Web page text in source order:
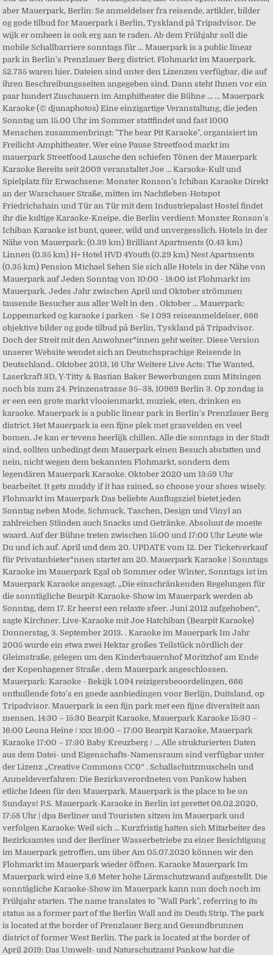
aber Mauerpark, Berlin: Se anmeldelser fra reisende, artikler, bilder
og gode tilbud for Mauerpark i Berlin, Tyskland på Tripadvisor. De
wijk er omheen is ook erg aan te raden. Ab dem Frühjahr soll die
mobile Schallbarriere sonntags für … Mauerpark is a public linear
park in Berlin's Prenzlauer Berg district. Flohmarkt im Mauerpark.
52.735 waren hier. Dateien sind unter den Lizenzen verfügbar, die auf
ihren Beschreibungsseiten angegeben sind. Dann steht Ihnen vor ein
paar hundert Zuschauern im Amphitheater die Bühne … … Mauerpark
Karaoke (© djunaphotos) Eine einzigartige Veranstaltung, die jeden
Sonntag um 15.00 Uhr im Sommer stattfindet und fast 1000
Menschen zusammenbringt: "The bear Pit Karaoke", organisiert im
Freilicht-Amphitheater. Wer eine Pause Streetfood markt im
mauerpark Streetfood Lausche den schiefen Tönen der Mauerpark
Karaoke Bereits seit 2009 veranstaltet Joe … Karaoke-Kult und
Spielplatz für Erwachsene: Monster Ronson’s Ichiban Karaoke Direkt
an der Warschauer Straße, mitten im Nachtleben-Hotspot
Friedrichshain und Tür an Tür mit dem Industriepalast Hostel findet
ihr die kultige Karaoke-Kneipe, die Berlin verdient: Monster Ronson’s
Ichiban Karaoke ist bunt, queer, wild und unvergesslich. Hotels in der
Nähe von Mauerpark: (0.39 km) Brilliant Apartments (0.43 km)
Linnen (0.35 km) H+ Hotel HVD 4Youth (0.29 km) Nest Apartments
(0.35 km) Pension Michael Sehen Sie sich alle Hotels in der Nähe von
Mauerpark auf Jeden Sonntag von 10:00 - 18:00 ist Flohmarkt im
Mauerpark. Jedes Jahr zwischen April und Oktober strömmen
tausende Besucher aus aller Welt in den . Oktober … Mauerpark:
Loppemarked og karaoke i parken - Se 1 093 reiseanmeldelser, 666
objektive bilder og gode tilbud på Berlin, Tyskland på Tripadvisor.
Doch der Streit mit den Anwohner*innen geht weiter. Diese Version
unserer Website wendet sich an Deutschsprachige Reisende in
Deutschland.. Oktober 2013, 16 Uhr Weitere Live Acts: The Wanted,
Laserkraft 3D, Y-Titty & Bastian Baker Bewerbungen zum Mitsingen
noch bis zum 24. Prinzenstrasse 35–38, 10969 Berlin 3. Op zondag is
er een een grote markt vlooienmarkt, muziek, eten, drinken en
karaoke. Mauerpark is a public linear park in Berlin's Prenzlauer Berg
district. Het Mauerpark is een fijne plek met grasvelden en veel
bomen. Je kan er tevens heerlijk chillen. Alle die sonntags in der Stadt
sind, sollten unbedingt dem Mauerpark einen Besuch abstatten und
nein, nicht wegen dem bekannten Flohmarkt, sondern dem
legendären Mauerpark Karaoke. Oktober 2020 um 13:59 Uhr
bearbeitet. It gets muddy if it has rained, so choose your shoes wisely.
Flohmarkt im Mauerpark Das beliebte Ausflugsziel bietet jeden
Sonntag neben Mode, Schmuck, Taschen, Design und Vinyl an
zahlreichen Ständen auch Snacks und Getränke. Absoluut de moeite
waard. Auf der Bühne treten zwischen 15:00 und 17:00 Uhr Leute wie
Du und ich auf. April und dem 20. UPDATE vom 12. Der Ticketverkauf
für Privatanbieter*nnen startet am 20. Mauerpark Karaoke | Sonntags
Karaoke im Mauerpark Egal ob Sommer oder Winter, Sonntags ist im
Mauerpark Karaoke angesagt. „Die einschränkenden Regelungen für
die sonntägliche Bearpit-Karaoke-Show im Mauerpark werden ab
Sonntag, dem 17. Er heerst een relaxte sfeer. Juni 2012 aufgehoben“,
sagte Kirchner. Live-Karaoke mit Joe Hatchiban (Bearpit Karaoke)
Donnerstag, 3. September 2013. . Karaoke im Mauerpark Im Jahr
2005 wurde ein etwa zwei Hektar großes Teilstück nördlich der
Gleimstraße, gelegen um den Kinderbauernhof Moritzhof am Ende
der Kopenhagener Straße , dem Mauerpark angeschlossen.
Mauerpark: Karaoke - Bekijk 1.094 reizigersbeoordelingen, 666
onthullende foto's en goede aanbiedingen voor Berlijn, Duitsland, op
Tripadvisor. Mauerpark is een fijn park met een fijne diversiteit aan
mensen. 14:30 – 15:30 Bearpit Karaoke, Mauerpark Karaoke 15:30 –
16:00 Leona Heine / xxx 16:00 – 17:00 Bearpit Karaoke, Mauerpark
Karaoke 17:00 – 17:30 Baby Kreuzberg / … Alle strukturierten Daten
aus dem Datei- und Eigenschafts-Namensraum sind verfügbar unter
der Lizenz „Creative Commons CC0“ . Schallschutzmuscheln und
Anmeldeverfahren: Die Bezirksverordneten von Pankow haben
etliche Ideen für den Mauerpark. Mauerpark is the place to be on
Sundays! P.S. Mauerpark-Karaoke in Berlin ist gerettet 06.02.2020,
17:58 Uhr | dpa Berliner und Touristen sitzen im Mauerpark und
verfolgen Karaoke: Weil sich … Kurzfristig hatten sich Mitarbeiter des
Bezirksamtes und der Berliner Wasserbetriebe zu einer Besichtigung
im Mauerpark getroffen, um über Am 05.07.2020 können wir den
Flohmarkt im Mauerpark wieder öffnen. Karaoke Mauerpark Im
Mauerpark wird eine 3,6 Meter hohe Lärmschutzwand aufgestellt. Die
sonntägliche Karaoke-Show im Mauerpark kann nun doch noch im
Frühjahr starten. The name translates to "Wall Park", referring to its
status as a former part of the Berlin Wall and its Death Strip. The park
is located at the border of Prenzlauer Berg and Gesundbrunnen
district of former West Berlin. The park is located at the border of
April 2019: Das Umwelt- und Naturschutzamt Pankow hat die